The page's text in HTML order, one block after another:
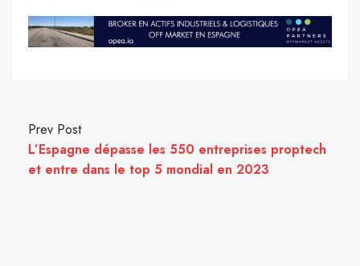
Prev Post
L’Espagne dépasse les 550 entreprises proptech
et entre dans le top 5 mondial en 2023